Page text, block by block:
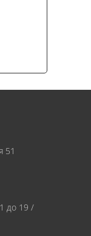
51
до 19 /